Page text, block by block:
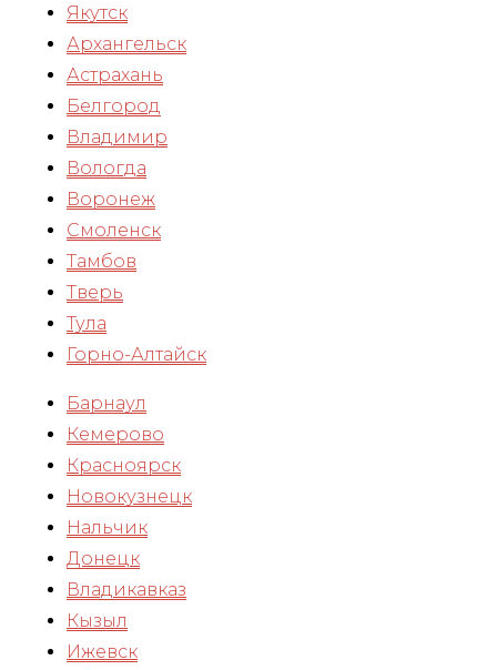
Якутск
Архангельск
Астрахань
Белгород
Владимир
Вологда
Воронеж
Смоленск
Тамбов
Тверь
Тула
Горно-Алтайск
Барнаул
Кемерово
Красноярск
Новокузнецк
Нальчик
Донецк
Владикавказ
Кызыл
Ижевск